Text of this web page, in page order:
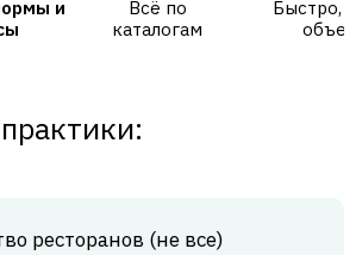
и
Всё по
каталогам
Быстро,
ресторанов (не все)